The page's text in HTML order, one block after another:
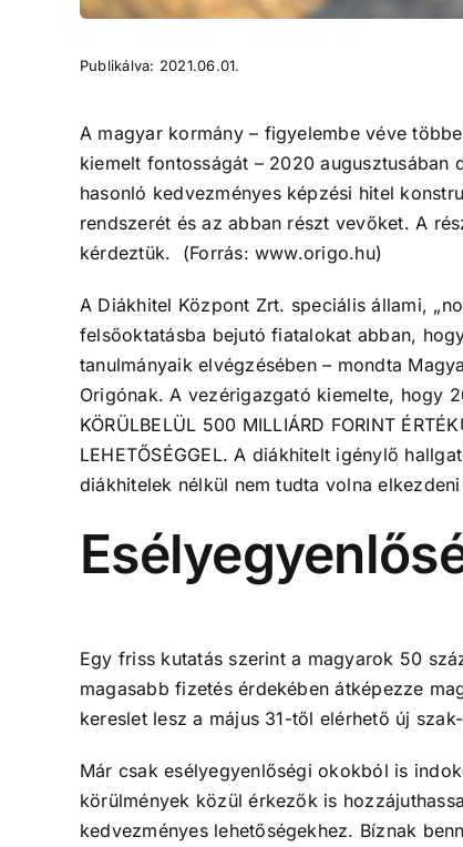
Publikálva: 2021.06.01.
A magyar kormány – figyelembe véve
kiemelt fontosságát – 2020
hasonló kedvezményes képzési hitel
rendszerét és az abban részt vevőket. A
kérdeztük. (Forrás: www.origo.hu)
A Diákhitel Központ Zrt. speciális állami,
felsőoktatásba bejutó fiatalokat abban,
tanulmányaik elvégzésében – mondta
Origónak. A vezérigazgató kiemelte, hogy
KÖRÜLBELÜL 500 MILLIÁRD FORINT
LEHETŐSÉGGEL. A diákhitelt igénylő
diákhitelek nélkül nem tudta volna
Egy friss kutatás szerint a magyarok 50
magasabb fizetés érdekében átképezze
kereslet lesz a május 31-től elérhető új
Már csak esélyegyenlőségi okokból is
körülmények közül érkezők is
kedvezményes lehetőségekhez. Bíznak